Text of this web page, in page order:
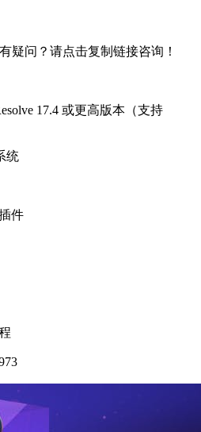
有疑问？请点击复制链接咨询！
17.4 或更高版本（支持
统
件